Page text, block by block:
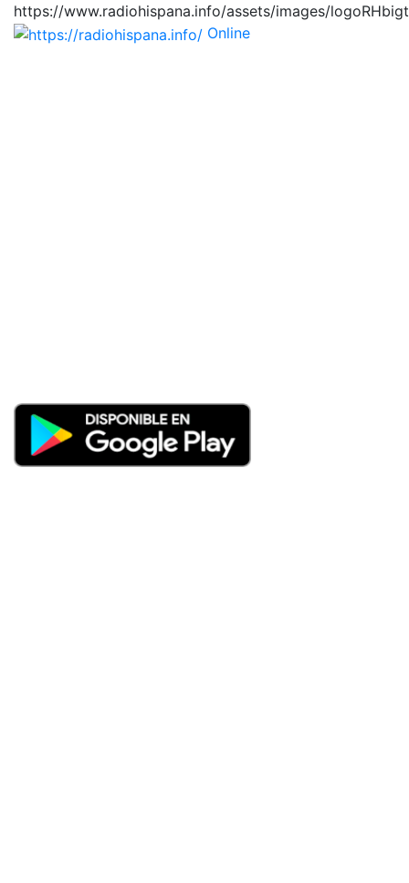
https://www.radiohispana.info/assets/images/
Online